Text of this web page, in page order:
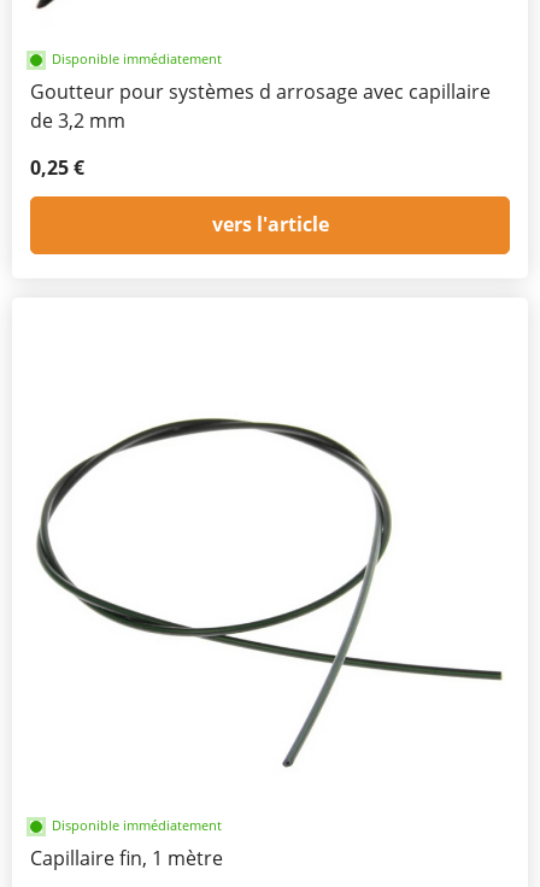
Disponible immédiatement
Goutteur pour systèmes d arrosage avec capillaire
de 3,2 mm
0,25 €
vers l'article
Disponible immédiatement
Capillaire fin, 1 mètre